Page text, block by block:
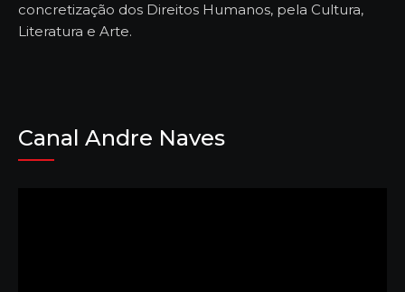
concretização dos Direitos Humanos, pela Cultura,
Literatura e Arte.
Canal Andre Naves